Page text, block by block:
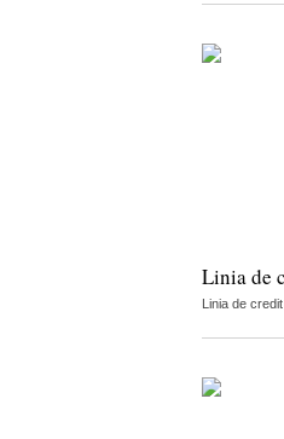
Linia de
Linia de